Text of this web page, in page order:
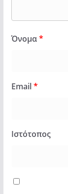
Όνομα*
Email*
Ιστότοπος